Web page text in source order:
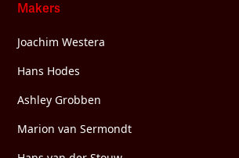
Makers
Joachim Westera
Hans Hodes
Ashley Grobben
Marion van Sermondt